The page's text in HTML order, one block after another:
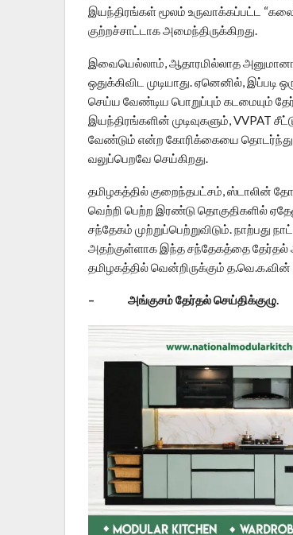
இயந்திரங்கள் மூலம் உருவாக்கப்பட்ட
குற்றச்சாட்டாக அமைந்திருக்கிறது.
இவையெல்லாம், ஆதாரமில்லாத
ஒதுக்கிவிட முடியாது. ஏனெனில்,
செய்ய வேண்டிய பொறுப்பும் கடமையும்
இயந்திரங்களின் முடிவுகளும், VVPAT
வேண்டும் என்ற கோரிக்கையை தொடர்ந்து
வலுப்பெறவே செய்கிறது.
தமிழகத்தில் குறைந்தபட்சம், ஸ்டாலின்
வெற்றி பெற்ற இரண்டு தொகுதிகளில்
சந்தேகம் முற்றுப்பெற்றுவிடும். நாற்பது
அதற்குள்ளாக இந்த சந்தேகத்தை தேர்தல்
தமிழகத்தில் வென்றிருக்கும்
– அங்குசம் தேர்தல் செய்திக்குழு.